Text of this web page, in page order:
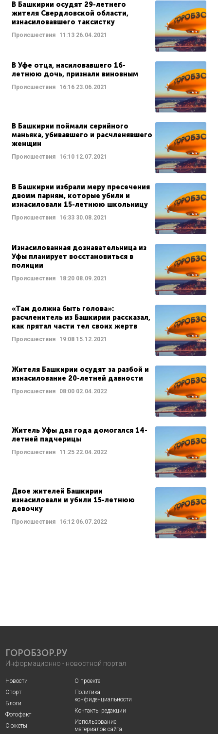
В Башкирии осудят 29-летнего
жителя Свердловской области,
изнасиловавшего таксистку
Происшествия 11:13 26.04.2021
В Уфе отца, насиловавшего 16-
летнюю дочь, признали виновным
Происшествия 16:16 23.06.2021
В Башкирии поймали серийного
маньяка, убивавшего и расчленявшего
женщин
Происшествия 16:10 12.07.2021
В Башкирии избрали меру пресечения
двоим парням, которые убили и
изнасиловали 15-летнюю школьницу
Происшествия 16:33 30.08.2021
Изнасилованная дознавательница из
Уфы планирует восстановиться в
полиции
Происшествия 18:20 08.09.2021
«Там должна быть голова»:
расчленитель из Башкирии рассказал,
как прятал части тел своих жертв
Происшествия 19:08 15.12.2021
Жителя Башкирии осудят за разбой и
изнасилование 20-летней давности
Происшествия 08:00 02.04.2022
Житель Уфы два года домогался 14-
летней падчерицы
Происшествия 11:25 22.04.2022
Двое жителей Башкирии
изнасиловали и убили 15-летнюю
девочку
Происшествия 16:12 06.07.2022
ГОРОБЗОР.РУ
Информационно - новостной портал
Новости
Спорт
Блоги
Фотофакт
Сюжеты
О проекте
Политика
конфиденциальности
Контакты редакции
Использование
материалов сайта